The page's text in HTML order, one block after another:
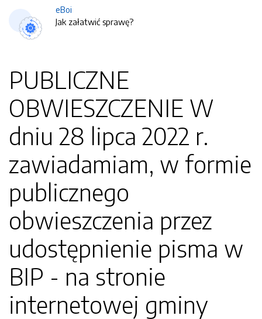
eBoi
Jak załatwić sprawę?
PUBLICZNE
OBWIESZCZENIE W
dniu 28 lipca 2022 r.
zawiadamiam, w formie
publicznego
obwieszczenia przez
udostępnienie pisma w
BIP - na stronie
internetowej gminy